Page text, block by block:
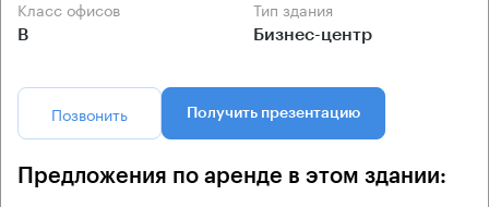
Класс офисов
B
Тип здания
Бизнес-центр
Позвонить Получить презентацию
Предложения по аренде в этом здании: